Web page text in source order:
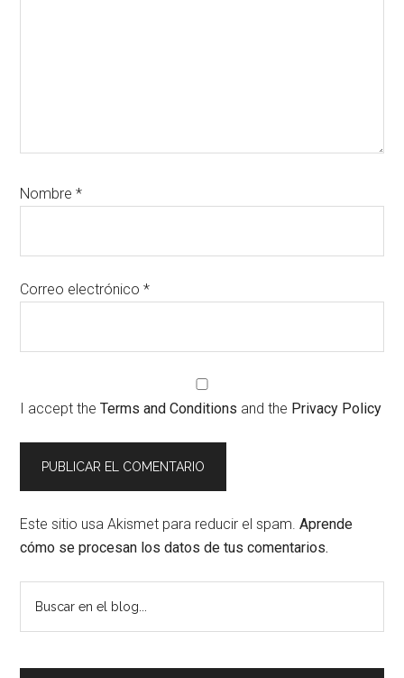
Nombre*
Correo electrónico*
I accept theTerms and Conditions and the Privacy Policy
Este sitio usa Akismet para reducir el spam.Aprende
cómo se procesan los datos de tus comentarios.
Barra
lateral
principal